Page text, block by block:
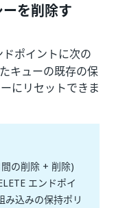
を削除す
ドポイントに次の
キューの既存の保
にリセットできま
の削除 + 削除)
エンドポイ
み込みの保持ポリ